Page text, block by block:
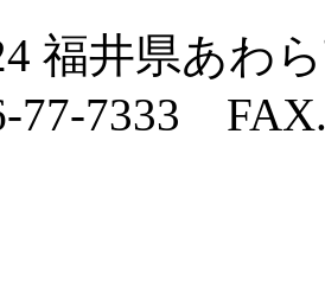
福井県あわ
77-7333